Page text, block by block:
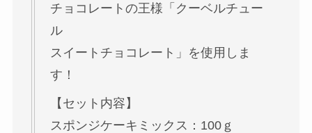
チョコレートの王様「クーベルチュー
ル
スイートチョコレート」を使用しま
す！
【セット内容】
スポンジケーキミックス：100ｇ